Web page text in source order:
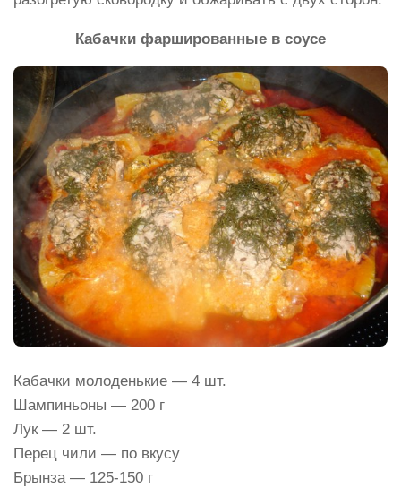
Кабачки фаршированные в соусе
Кабачки молоденькие — 4 шт.
Шампиньоны — 200 г
Лук — 2 шт.
Перец чили — по вкусу
Брынза — 125-150 г